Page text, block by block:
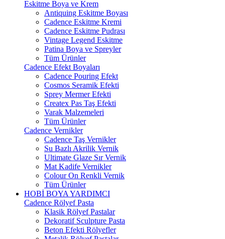
Eskitme Boya ve Krem
Antiquing Eskitme Boyası
Cadence Eskitme Kremi
Cadence Eskitme Pudrası
Vintage Legend Eskitme
Patina Boya ve Spreyler
Tüm Ürünler
Cadence Efekt Boyaları
Cadence Pouring Efekt
Cosmos Seramik Efekti
Sprey Mermer Efekti
Createx Pas Taş Efekti
Varak Malzemeleri
Tüm Ürünler
Cadence Vernikler
Cadence Taş Vernikler
Su Bazlı Akrilik Vernik
Ultimate Glaze Sır Vernik
Mat Kadife Vernikler
Colour On Renkli Vernik
Tüm Ürünler
HOBİ BOYA YARDIMCI
Cadence Rölyef Pasta
Klasik Rölyef Pastalar
Dekoratif Sculpture Pasta
Beton Efekti Rölyefler